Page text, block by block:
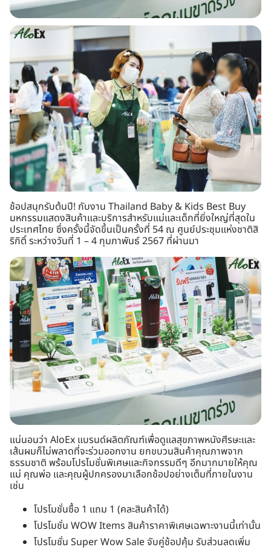
ช้อปสนุกรับต้นปี! กับงาน Thailand Baby & Kids Best Buy
มหกรรมแสดงสินค้าและบริการสำหรับแม่และเด็กที่ยิ่งใหญ่ที่สุดใน
ประเทศไทย ซึ่งครั้งนี้จัดขึ้นเป็นครั้งที่ 54 ณ ศูนย์ประชุมแห่งชาติสิ
ริกิติ์ ระหว่างวันที่ 1 – 4 กุมภาพันธ์ 2567 ที่ผ่านมา
แน่นอนว่า AloEx แบรนด์ผลิตภัณฑ์เพื่อดูแลสุขภาพหนังศีรษะและ
เส้นผมก็ไม่พลาดที่จะร่วมออกงาน ยกขบวนสินค้าคุณภาพจาก
ธรรมชาติ พร้อมโปรโมชั่นพิเศษและกิจกรรมดีๆ อีกมากมายให้คุณ
แม่ คุณพ่อ และคุณผู้ปกครองมาเลือกช้อปอย่างเต็มที่ภายในงาน
เช่น
โปรโมชั่นซื้อ 1 แถม 1 (คละสินค้าได้)
โปรโมชั่น WOW Items สินค้าราคาพิเศษเฉพาะงานนี้เท่านั้น
โปรโมชั่น Super Wow Sale จับคู่ช้อปคุ้ม รับส่วนลดเพิ่ม